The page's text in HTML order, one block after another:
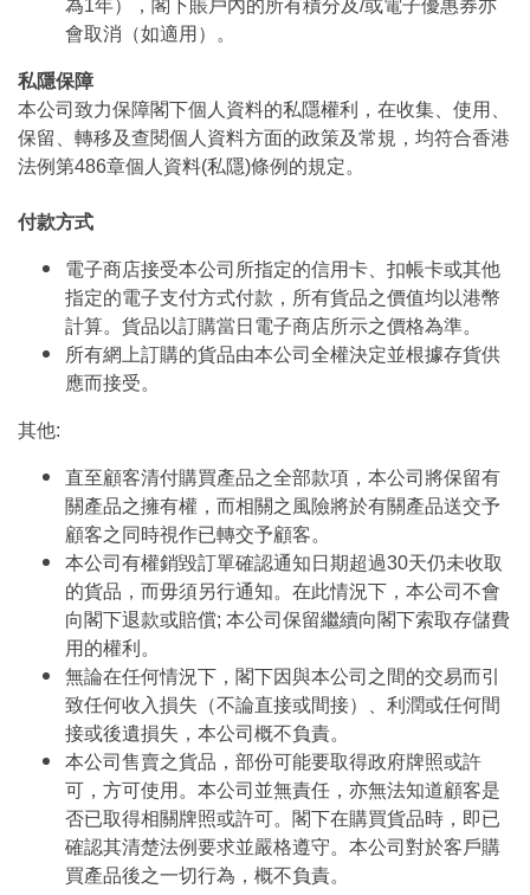
為1年），閣下賬戶內的所有積分及/或電子優惠券亦
會取消（如適用）。
私隱保障
本公司致力保障閣下個人資料的私隱權利，在收集、使用、
保留、轉移及查閱個人資料方面的政策及常規，均符合香港
法例第486章個人資料(私隱)條例的規定。
付款方式
電子商店接受本公司所指定的信用卡、扣帳卡或其他
指定的電子支付方式付款，所有貨品之價值均以港幣
計算。貨品以訂購當日電子商店所示之價格為準。
所有網上訂購的貨品由本公司全權決定並根據存貨供
應而接受。
其他:
直至顧客清付購買產品之全部款項，本公司將保留有
關產品之擁有權，而相關之風險將於有關產品送交予
顧客之同時視作已轉交予顧客。
本公司有權銷毀訂單確認通知日期超過30天仍未收取
的貨品，而毋須另行通知。在此情況下，本公司不會
向閣下退款或賠償; 本公司保留繼續向閣下索取存儲費
用的權利。
無論在任何情況下，閣下因與本公司之間的交易而引
致任何收入損失（不論直接或間接）、利潤或任何間
接或後遺損失，本公司概不負責。
本公司售賣之貨品，部份可能要取得政府牌照或許
可，方可使用。本公司並無責任，亦無法知道顧客是
否已取得相關牌照或許可。閣下在購買貨品時，即已
確認其清楚法例要求並嚴格遵守。本公司對於客戶購
買產品後之一切行為，概不負責。